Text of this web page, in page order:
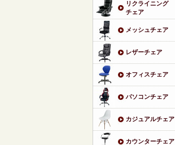
リクライニング
チェア
メッシュチェア
レザーチェア
オフィスチェア
パソコンチェア
カジュアルチェア
カウンターチェア